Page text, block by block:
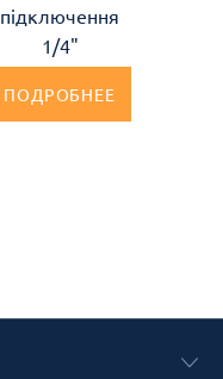
підключення
1/4"
ПОДРОБНЕЕ